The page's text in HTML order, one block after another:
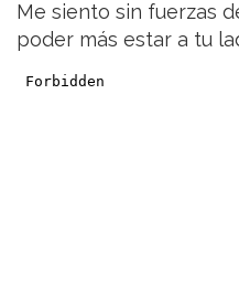
Me siento sin fuerzas
poder más estar a tu